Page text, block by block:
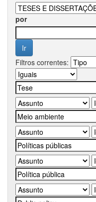
por
Filtros correntes: